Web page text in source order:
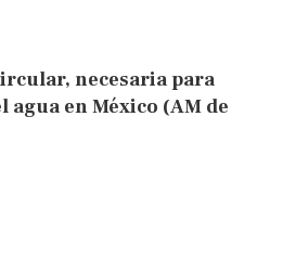
necesaria para
agua en México (AM de